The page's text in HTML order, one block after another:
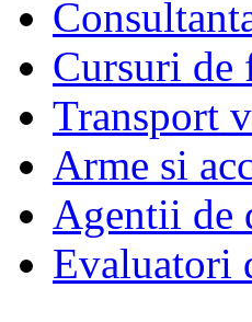
Cursuri de
Transport
Arme si
Agentii de
Evaluatori